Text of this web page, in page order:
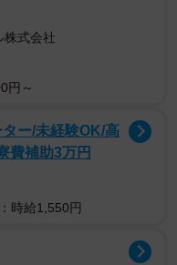
及ぶといい、まさに無
違いないだろう。
郊のボロディアンカ、
非難は一層強まること
友好国だったインドも
を示し始めた。
株式会社
円～
ー/未経験OK/高
費補助3万円
時給1,550円